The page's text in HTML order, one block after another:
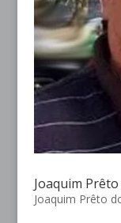
Joaquim
Joaquim Prêto